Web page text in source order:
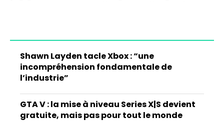
Shawn Layden tacle Xbox : “une
incompréhension fondamentale de
l’industrie”
GTA V : la mise à niveau Series X|S devient
gratuite, mais pas pour tout le monde